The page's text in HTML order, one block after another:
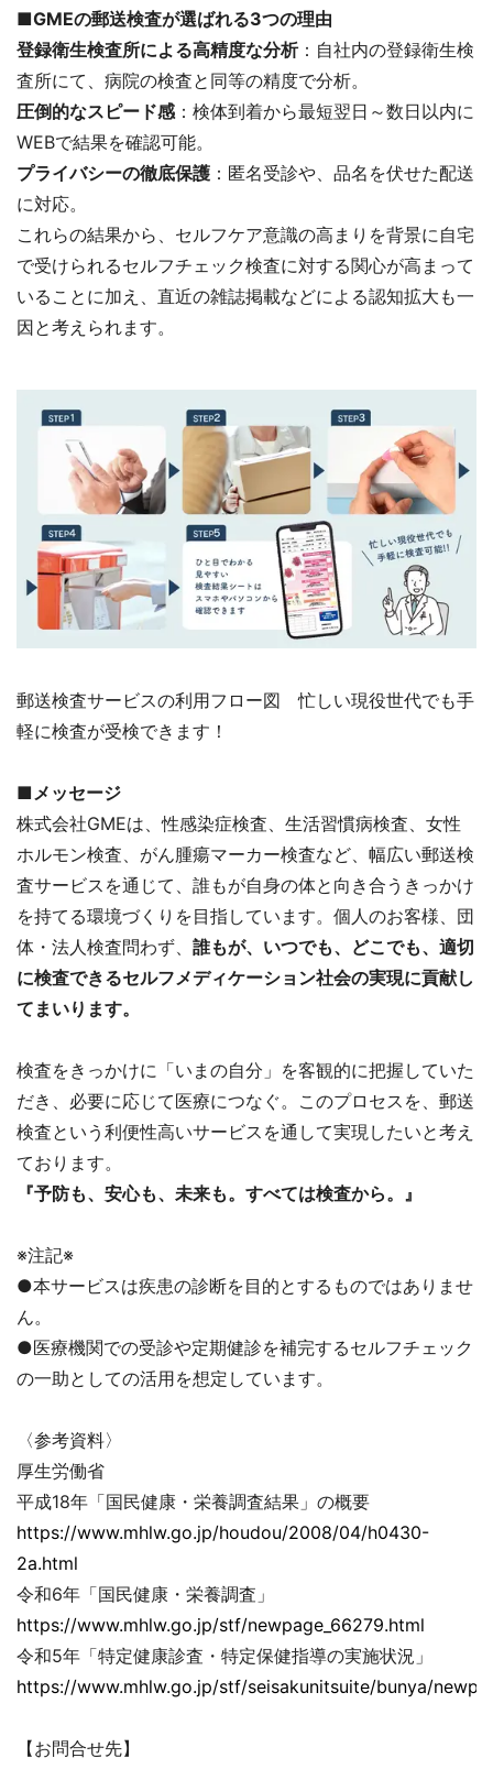
■GMEの郵送検査が選ばれる3つの理由
登録衛生検査所による高精度な分析：自社内の登録衛生検
査所にて、病院の検査と同等の精度で分析。
圧倒的なスピード感 ：検体到着から最短翌日～数日以内に
WEBで結果を確認可能。
プライバシーの徹底保護 ：匿名受診や、品名を伏せた配送
に対応。
これらの結果から、セルフケア意識の高まりを背景に自宅
で受けられるセルフチェック検査に対する関心が高まって
いることに加え、直近の雑誌掲載などによる認知拡大も一
因と考えられます。
郵送検査サービスの利用フロー図 忙しい現役世代でも手
軽に検査が受検できます！
■メッセージ
株式会社GMEは、性感染症検査、生活習慣病検査、女性
ホルモン検査、がん腫瘍マーカー検査など、幅広い郵送検
査サービスを通じて、誰もが自身の体と向き合うきっかけ
を持てる環境づくりを目指しています。個人のお客様、団
体・法人検査問わず、 誰もが、いつでも、どこでも、適切
に検査できるセルフメディケーション社会の実現に貢献し
てまいります。
検査をきっかけに「いまの自分」を客観的に把握していた
だき、必要に応じて医療につなぐ。このプロセスを、郵送
検査という利便性高いサービスを通して実現したいと考え
ております。
『予防も、安心も、未来も。すべては検査から。』
※注記※
●本サービスは疾患の診断を目的とするものではありませ
ん。
●医療機関での受診や定期健診を補完するセルフチェック
の一助としての活用を想定しています。
〈参考資料〉
厚生労働省
平成18年「国民健康・栄養調査結果」の概要
https://www.mhlw.go.jp/houdou/2008/04/h0430-
2a.html
令和6年「国民健康・栄養調査」
https://www.mhlw.go.jp/stf/newpage_66279.html
令和5年「特定健康診査・特定保健指導の実施状況」
https://www.mhlw.go.jp/stf/seisakunitsuite/bunya/
【お問合せ先】